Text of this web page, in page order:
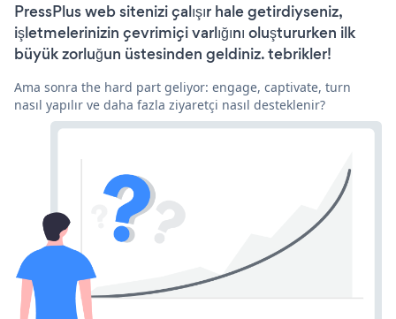
PressPlus web sitenizi çalışır hale getirdiyseniz,
işletmelerinizin çevrimiçi varlığını oluştururken ilk
büyük zorluğun üstesinden geldiniz. tebrikler!
Ama sonra the hard part geliyor: engage, captivate, turn
nasıl yapılır ve daha fazla ziyaretçi nasıl desteklenir?